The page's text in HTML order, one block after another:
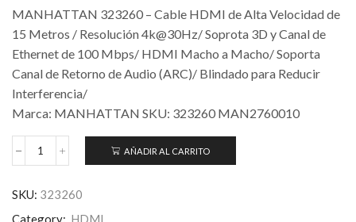
MANHATTAN 323260 – Cable HDMI de Alta Velocidad de
15 Metros / Resolución 4k@30Hz/ Soprota 3D y Canal de
Ethernet de 100 Mbps/ HDMI Macho a Macho/ Soporta
Canal de Retorno de Audio (ARC)/ Blindado para Reducir
Interferencia/
Marca: MANHATTAN SKU: 323260 MAN2760010
AÑADIR AL CARRITO
SKU: 323260
Category: HDMI